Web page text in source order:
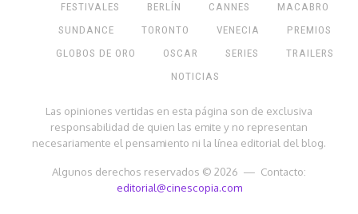
FESTIVALES
BERLÍN CANNES
MACABRO
SUNDANCE
TORONTO VENECIA
PREMIOS
GLOBOS DE ORO
OSCAR SERIES
TRAILERS
NOTICIAS
Las opiniones vertidas en esta página son de exclusiva
responsabilidad de quien las emite y no representan
necesariamente el pensamiento ni la línea editorial del blog.
Algunos derechos reservados © 2026 — Contacto:
editorial@cinescopia.com